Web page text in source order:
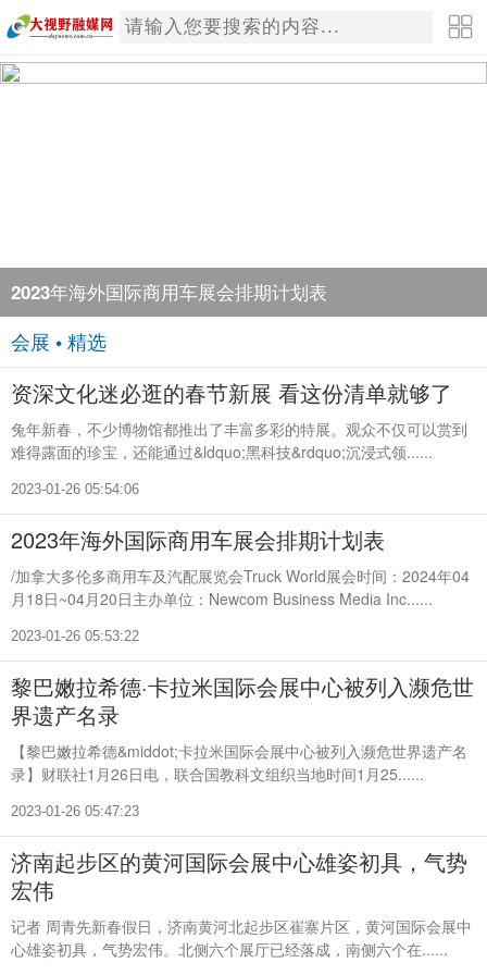
2023年海外国际商用车展会排期计划表
会展 • 精选
资深文化迷必逛的春节新展 看这份清单就够了
兔年新春，不少博物馆都推出了丰富多彩的特展。观众不仅可以赏到
难得露面的珍宝，还能通过&ldquo;黑科技&rdquo;沉浸式领......
2023-01-26 05:54:06
2023年海外国际商用车展会排期计划表
/加拿大多伦多商用车及汽配展览会Truck World展会时间：2024年04
月18日~04月20日主办单位：Newcom Business Media Inc......
2023-01-26 05:53:22
黎巴嫩拉希德·卡拉米国际会展中心被列入濒危世
界遗产名录
【黎巴嫩拉希德&middot;卡拉米国际会展中心被列入濒危世界遗产名
录】财联社1月26日电，联合国教科文组织当地时间1月25......
2023-01-26 05:47:23
济南起步区的黄河国际会展中心雄姿初具，气势
宏伟
记者 周青先新春假日，济南黄河北起步区崔寨片区，黄河国际会展中
心雄姿初具，气势宏伟。北侧六个展厅已经落成，南侧六个在......